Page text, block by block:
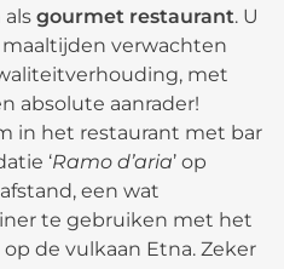
gourmet restaurant. U
verwachten
met
absolute aanrader!
in het restaurant met bar
‘Ramo d’aria’ op
een wat
te gebruiken met het
de vulkaan Etna. Zeker